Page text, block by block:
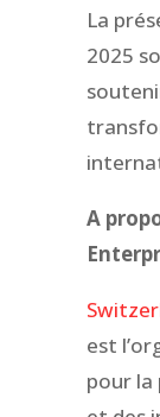
La
2025
A
est
pour